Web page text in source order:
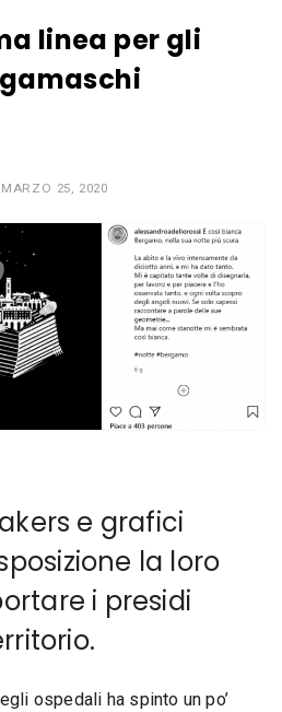
linea per gli
MARZO 25, 2020
e grafici
la loro
i presidi
ospedali ha spinto un po’